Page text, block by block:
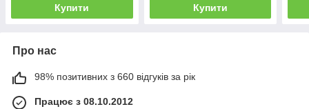
Купити Купити
Про нас
98% позитивних з 660 відгуків за рік
Працює з 08.10.2012